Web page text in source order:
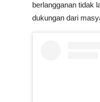
berlangganan tidak
dukungan dari